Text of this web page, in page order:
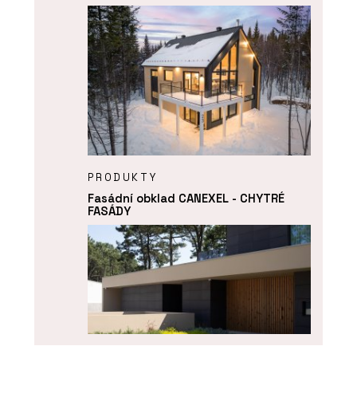
PRODUKTY
Fasádní obklad CANEXEL - CHYTRÉ
FASÁDY